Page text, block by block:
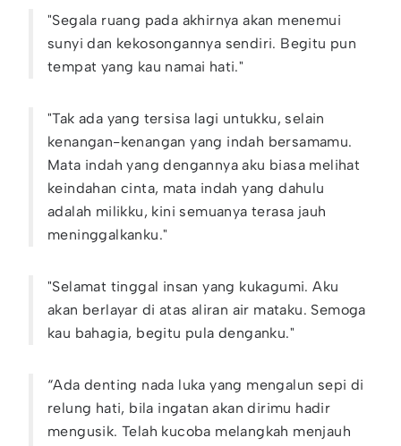
"Segala ruang pada akhirnya akan menemui
sunyi dan kekosongannya sendiri. Begitu pun
tempat yang kau namai hati."
"Tak ada yang tersisa lagi untukku, selain
kenangan-kenangan yang indah bersamamu.
Mata indah yang dengannya aku biasa melihat
keindahan cinta, mata indah yang dahulu
adalah milikku, kini semuanya terasa jauh
meninggalkanku."
"Selamat tinggal insan yang kukagumi. Aku
akan berlayar di atas aliran air mataku. Semoga
kau bahagia, begitu pula denganku."
“Ada denting nada luka yang mengalun sepi di
relung hati, bila ingatan akan dirimu hadir
mengusik. Telah kucoba melangkah menjauh